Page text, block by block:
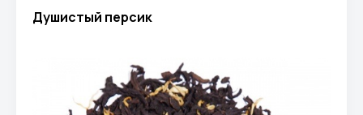
Душистый персик